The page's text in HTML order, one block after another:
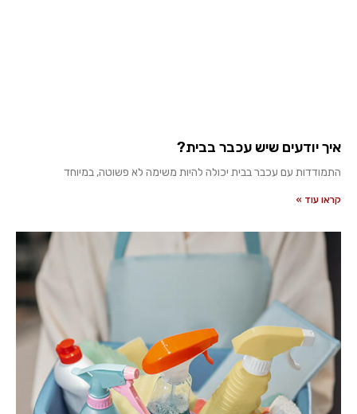
איך יודעים שיש עכבר בבית?
התמודדות עם עכבר בבית יכולה להיות משימה לא פשוטה, במיוחד
קראו עוד »